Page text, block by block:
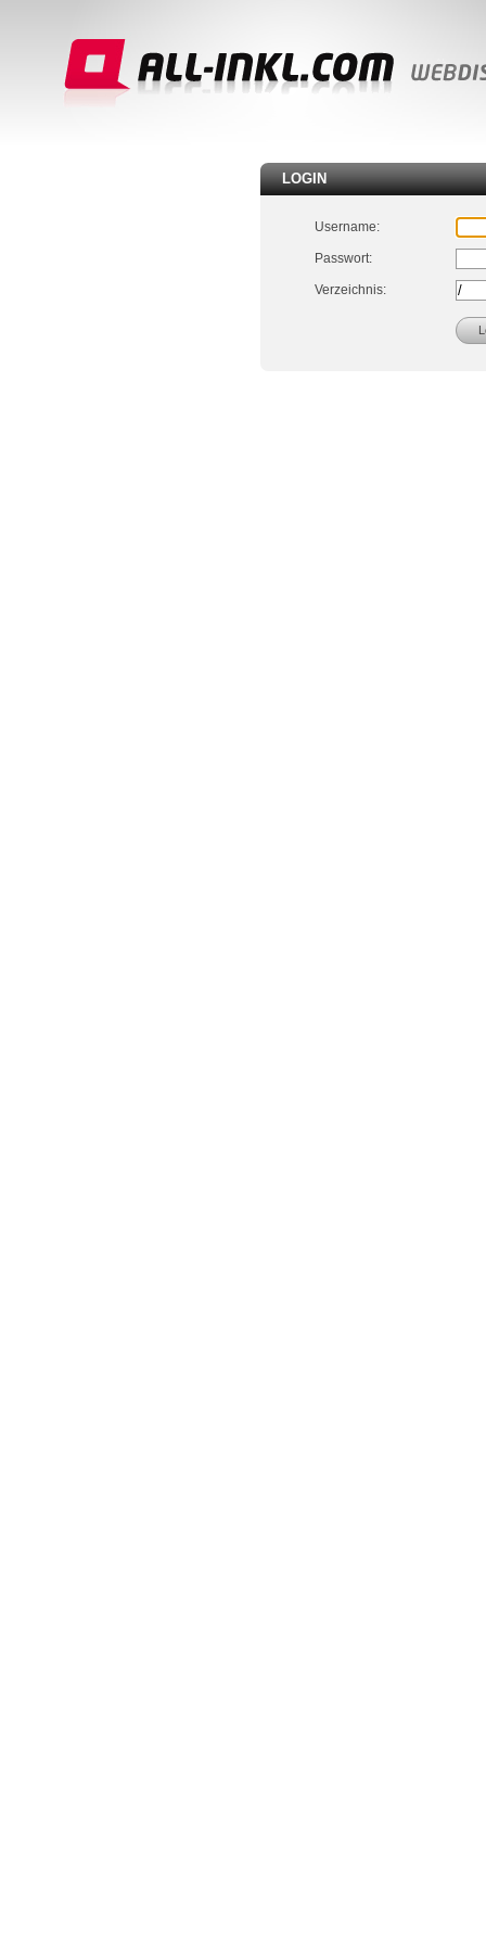
LOGIN
Username:
Passwort:
Verzeichnis: